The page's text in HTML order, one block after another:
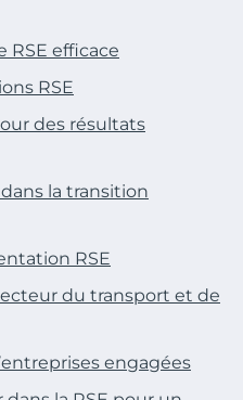
RSE efficace
RSE
des résultats
la transition
RSE
du transport et de
engagées